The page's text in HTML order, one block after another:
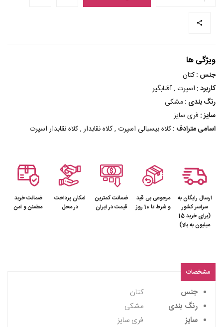
ویژگی ها
جنس :کتان
کاربرد : اسپرت , آفتابگیر
رنگ بندی :مشکی
سایز : فری سایز
اسامی مترادف :کلاه بیسبالی اسپرت , کلاه نقابدار , کلاه نقابدار اسپرت
ارسال رایگان به
سراسر کشور
(برای خرید 15
میلیون به بالا)
مرجوعی بی قید
و شرط تا 10 روز
ضمانت کمترین
قیمت در ایران
امکان پرداخت
در محل
ضمانت خرید
مطمئن و امن
مشخصات
جنس
کتان
رنگ بندی
مشکی
سایز
فری سایز